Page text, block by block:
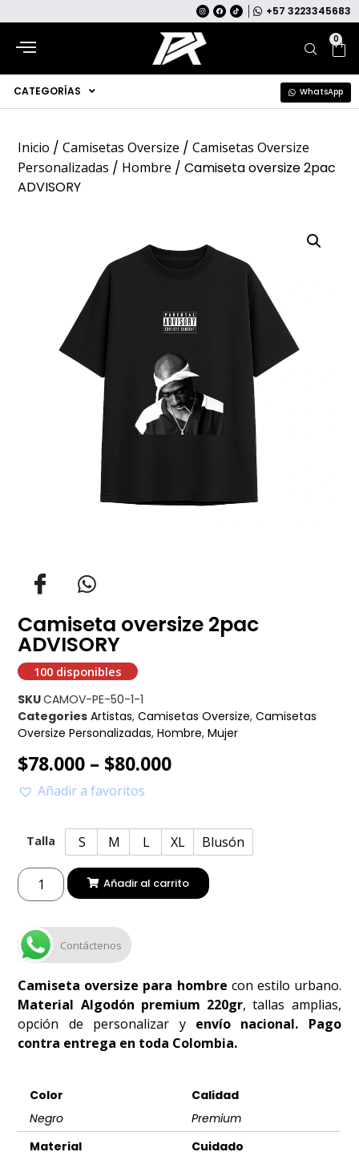
+57 3223345683
0
CATEGORÍAS WhatsApp
Inicio /Camisetas Oversize /Camisetas Oversize
Personalizadas / Hombre / Camiseta oversize 2pac
ADVISORY
Camiseta oversize 2pac
ADVISORY
100 disponibles
SKUCAMOV-PE-50-1-1
Categories Artistas,Camisetas Oversize,Camisetas
Oversize Personalizadas,Hombre,Mujer
$78.000 – $80.000
Añadir a favoritos
Talla S M L XL Blusón
Añadir al carrito
Contáctenos
Camiseta oversize para hombre con estilo urbano.
Material Algodón premium 220gr, tallas amplias,
opción de personalizar y envío nacional. Pago
contra entrega en toda Colombia.
Color
Negro
Calidad
Premium
Material
Cuidado